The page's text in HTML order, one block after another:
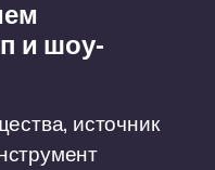
и шоу-
источник